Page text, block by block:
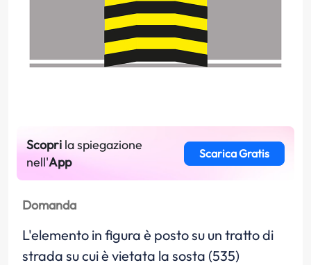
Scopri la spiegazione
nell'App
Scarica Gratis
Domanda
L'elemento in figura è posto su un tratto di
strada su cui è vietata la sosta (535)